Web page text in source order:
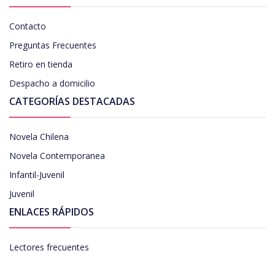
Contacto
Preguntas Frecuentes
Retiro en tienda
Despacho a domicilio
CATEGORÍAS DESTACADAS
Novela Chilena
Novela Contemporanea
Infantil-Juvenil
Juvenil
ENLACES RÁPIDOS
Lectores frecuentes